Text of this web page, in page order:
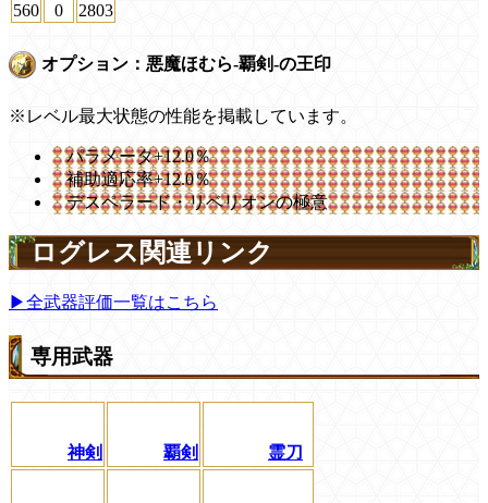
560
0 2803
オプション：悪魔ほむら-覇剣-の王印
※レベル最大状態の性能を掲載しています。
パラメータ+12.0％
補助適応率+12.0％
デスペラード・リベリオンの極意
ログレス関連リンク
▶全武器評価一覧はこちら
専用武器
神剣 覇剣 霊刀